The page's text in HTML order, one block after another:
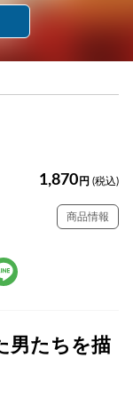
1,870 円 (税込)
商品情報
男たちを描